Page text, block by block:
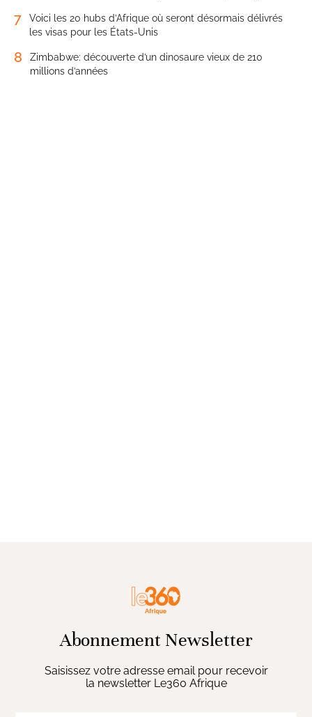
7
Voici les 20 hubs d’Afrique où seront désormais délivrés
les visas pour les États-Unis
8
Zimbabwe: découverte d’un dinosaure vieux de 210
millions d’années
Abonnement Newsletter
Saisissez votre adresse email pour recevoir
la newsletter Le360 Afrique